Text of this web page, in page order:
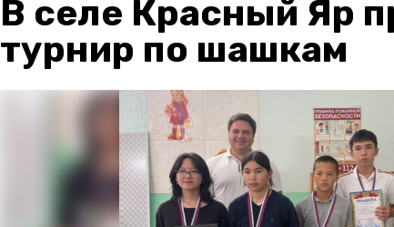
В селе Красный Яр
турнир по шашкам